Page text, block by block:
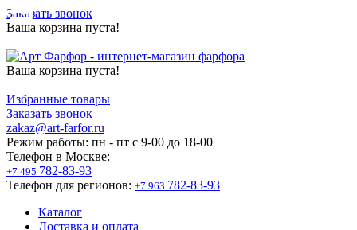
Заказать звонок
Ваша корзина пуста!
Ваша корзина пуста!
Избранные товары
Заказать звонок
zakaz@art-farfor.ru
Режим работы: пн - пт c 9-00 до 18-00
Телефон в Москве:
+7 495 782-83-93
Телефон для регионов: +7 963 782-83-93
Каталог
Доставка и оплата